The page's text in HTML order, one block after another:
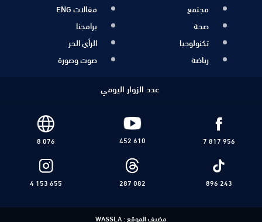
مجتمع
صحة
تكنولوجيا
رياضة
مقالات ENG
برامجنا
الرأي الحر
صوت وصورة
عدد الزوار اليومي
7 817 956
452 610
8 076
896 243
287 082
4 153 655
مضيف الموقع :WASSLA